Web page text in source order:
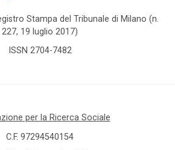
Stampa del Tribunale di Milano (n.
227, 19 luglio 2017)
ISSN 2704-7482
per la Ricerca Sociale
C.F. 97294540154